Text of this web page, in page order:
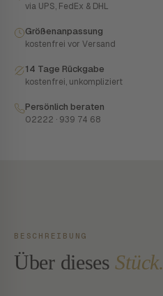
via UPS, FedEx & DHL
Größenanpassung
kostenfrei vor Versand
14 Tage Rückgabe
kostenfrei, unkompliziert
Persönlich beraten
02222 · 939 74 68
BESCHREIBUNG
Über dieses Stück.